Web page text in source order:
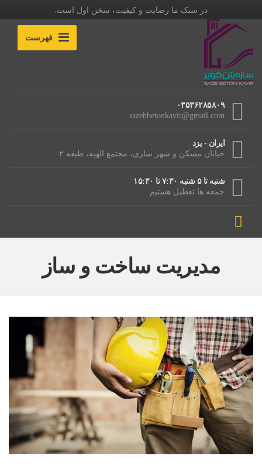
در سبک ما رضایت و کیفیت، سخن اول است.
فهرست
۰۳۵۳۶۲۸۵۸۰۹
sazehbetonkavir@gmail.com
ایران - یزد
خیابان مسکن و شهر سازی، مجتمع الهیه، طبقه ۲
شنبه تا ۵ شنبه ۷:۳۰ تا ۱۵:۳۰
جمعه ها تعطیل هستیم
مدیریت ساخت و ساز